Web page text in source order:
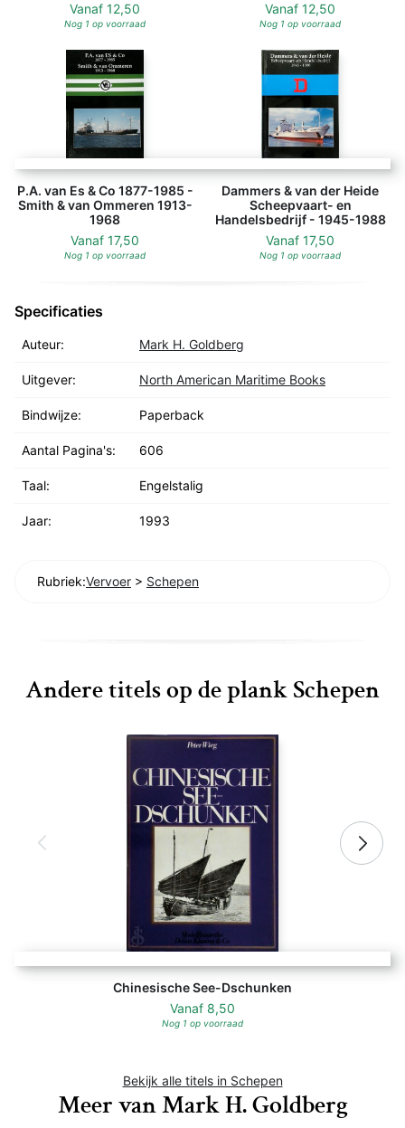
Vanaf 12,50
Nog 1 op voorraad
Vanaf 12,50
Nog 1 op voorraad
P.A. van Es & Co 1877-1985 -
Smith & van Ommeren 1913-
1968
Vanaf 17,50
Nog 1 op voorraad
Dammers & van der Heide
Scheepvaart- en
Handelsbedrijf - 1945-1988
Vanaf 17,50
Nog 1 op voorraad
Specificaties
Auteur: Mark H. Goldberg
Uitgever: North American Maritime Books
Bindwijze: Paperback
Aantal Pagina's: 606
Taal: Engelstalig
Jaar: 1993
Rubriek:Vervoer > Schepen
Andere titels op de plank Schepen
Chinesische See-Dschunken
Vanaf 8,50
Nog 1 op voorraad
Bekijk alle titels in Schepen
Meer van Mark H. Goldberg